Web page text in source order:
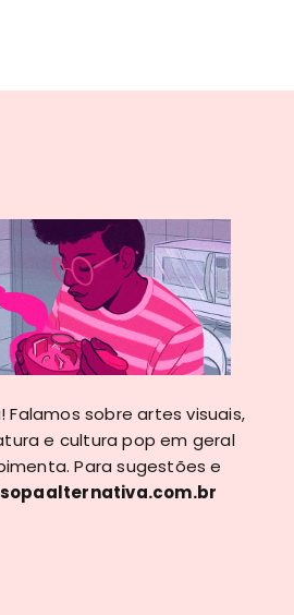
sobre artes visuais,
e cultura pop em geral
Para sugestões e